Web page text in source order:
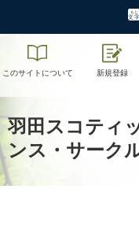
このサイトについて 新規登録
羽田スコティ
ンス・サーク